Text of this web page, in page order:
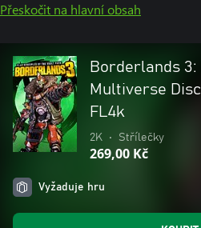
Přeskočit na hlavní obsah
Borderlands
Multiverse
FL4k
2K • Střílečky
269,00 Kč
Vyžaduje hru